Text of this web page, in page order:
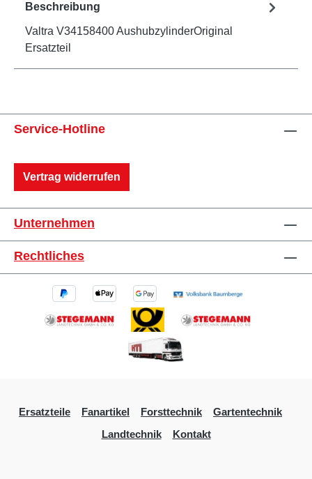
Beschreibung
Valtra V34158400 AushubzylinderOriginal
Ersatzteil
Service-Hotline
Vertrag widerrufen
Unternehmen
Rechtliches
Ersatzteile Fanartikel Forsttechnik
Gartentechnik
Landtechnik
Kontakt